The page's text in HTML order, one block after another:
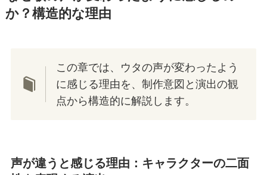
か？構造的な理由
この章では、ウタの声が変わったよう
に感じる理由を、制作意図と演出の観
点から構造的に解説します。
声が違うと感じる理由：キャラクターの二面